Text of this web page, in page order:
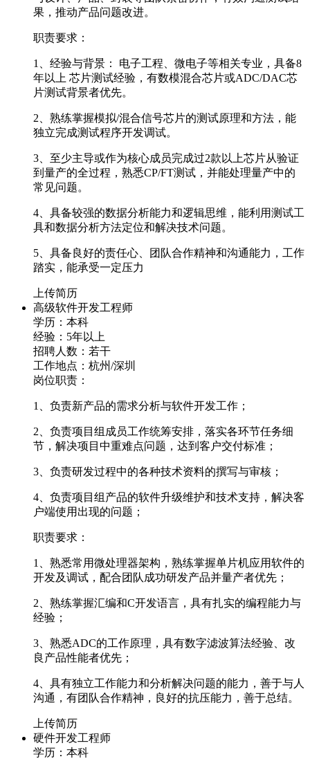
果，推动产品问题改进。
职责要求：
1、经验与背景： 电子工程、微电子等相关专业，具备8
年以上 芯片测试经验，有数模混合芯片或ADC/DAC芯
片测试背景者优先。
2、熟练掌握模拟/混合信号芯片的测试原理和方法，能
独立完成测试程序开发调试。
3、至少主导或作为核心成员完成过2款以上芯片从验证
到量产的全过程，熟悉CP/FT测试，并能处理量产中的
常见问题。
4、具备较强的数据分析能力和逻辑思维，能利用测试工
具和数据分析方法定位和解决技术问题。
5、具备良好的责任心、团队合作精神和沟通能力，工作
踏实，能承受一定压力
上传简历
高级软件开发工程师
学历：本科
经验：5年以上
招聘人数：若干
工作地点：杭州/深圳
岗位职责：
1、负责新产品的需求分析与软件开发工作；
2、负责项目组成员工作统筹安排，落实各环节任务细
节，解决项目中重难点问题，达到客户交付标准；
3、负责研发过程中的各种技术资料的撰写与审核；
4、负责项目组产品的软件升级维护和技术支持，解决客
户端使用出现的问题；
职责要求：
1、熟悉常用微处理器架构，熟练掌握单片机应用软件的
开发及调试，配合团队成功研发产品并量产者优先；
2、熟练掌握汇编和C开发语言，具有扎实的编程能力与
经验；
3、熟悉ADC的工作原理，具有数字滤波算法经验、改
良产品性能者优先；
4、具有独立工作能力和分析解决问题的能力，善于与人
沟通，有团队合作精神，良好的抗压能力，善于总结。
上传简历
硬件开发工程师
学历：本科